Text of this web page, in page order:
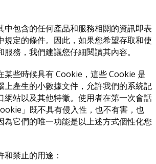
中包含的任何產品和服務相關的資訊即表
規定的條件。因此，如果您希望存取和使
務，我們建議您仔細閱讀其內容。
某些時候具有 Cookie，這些 Cookie 是
上產生的小數據文件，允許我們的系統記
網站以及其他特徵。使用者在第一次會話
」既不具有侵入性，也不有害，也
為它們的唯一功能是以上述方式個性化您
禁止的用途：